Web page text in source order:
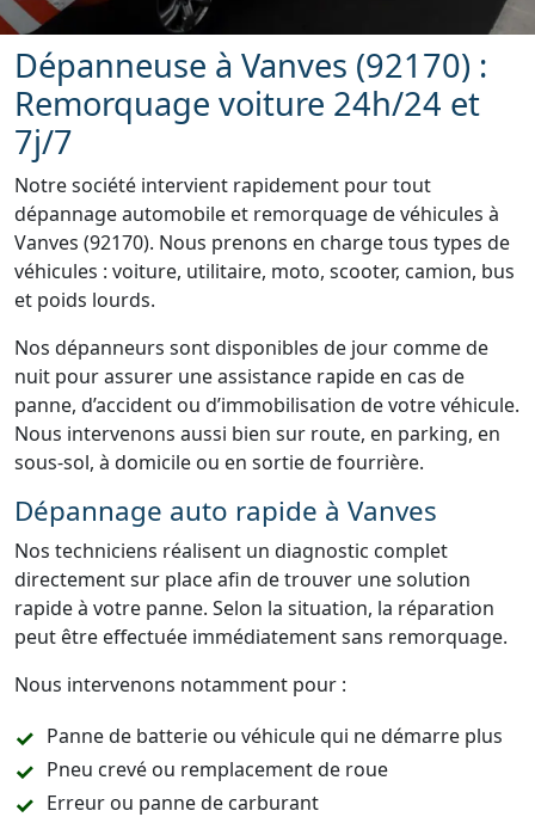
Dépanneuse à Vanves (92170) :
Remorquage voiture 24h/24 et
7j/7
Notre société intervient rapidement pour tout
dépannage automobile et remorquage de véhicules à
Vanves (92170). Nous prenons en charge tous types de
véhicules : voiture, utilitaire, moto, scooter, camion, bus
et poids lourds.
Nos dépanneurs sont disponibles de jour comme de
nuit pour assurer une assistance rapide en cas de
panne, d’accident ou d’immobilisation de votre véhicule.
Nous intervenons aussi bien sur route, en parking, en
sous-sol, à domicile ou en sortie de fourrière.
Dépannage auto rapide à Vanves
Nos techniciens réalisent un diagnostic complet
directement sur place afin de trouver une solution
rapide à votre panne. Selon la situation, la réparation
peut être effectuée immédiatement sans remorquage.
Nous intervenons notamment pour :
Panne de batterie ou véhicule qui ne démarre plus
Pneu crevé ou remplacement de roue
Erreur ou panne de carburant